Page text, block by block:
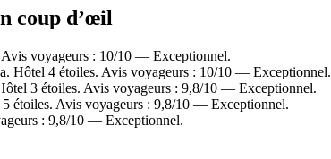
coup d’œil
voyageurs : 10/10 — Exceptionnel.
Hôtel 4 étoiles. Avis voyageurs : 10/10 — Exceptionnel.
3 étoiles. Avis voyageurs : 9,8/10 — Exceptionnel.
étoiles. Avis voyageurs : 9,8/10 — Exceptionnel.
: 9,8/10 — Exceptionnel.